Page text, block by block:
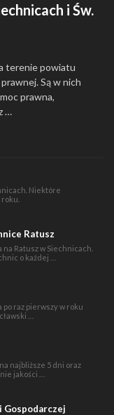
i Św.
terenie powiatu
Są w nich
prawna,
…
Niektóre
Ratusz
Ratusz w Siechnicach.
o każdej …
po raz pierwszy w roku
…
najbliższe 5 dni oraz
jakości …
Gospodarczej